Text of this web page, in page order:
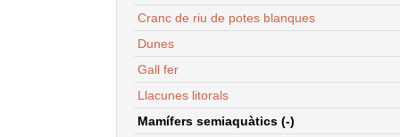
Cranc de riu de potes blanques
Dunes
Gall fer
Llacunes litorals
Mamífers semiaquàtics (-)